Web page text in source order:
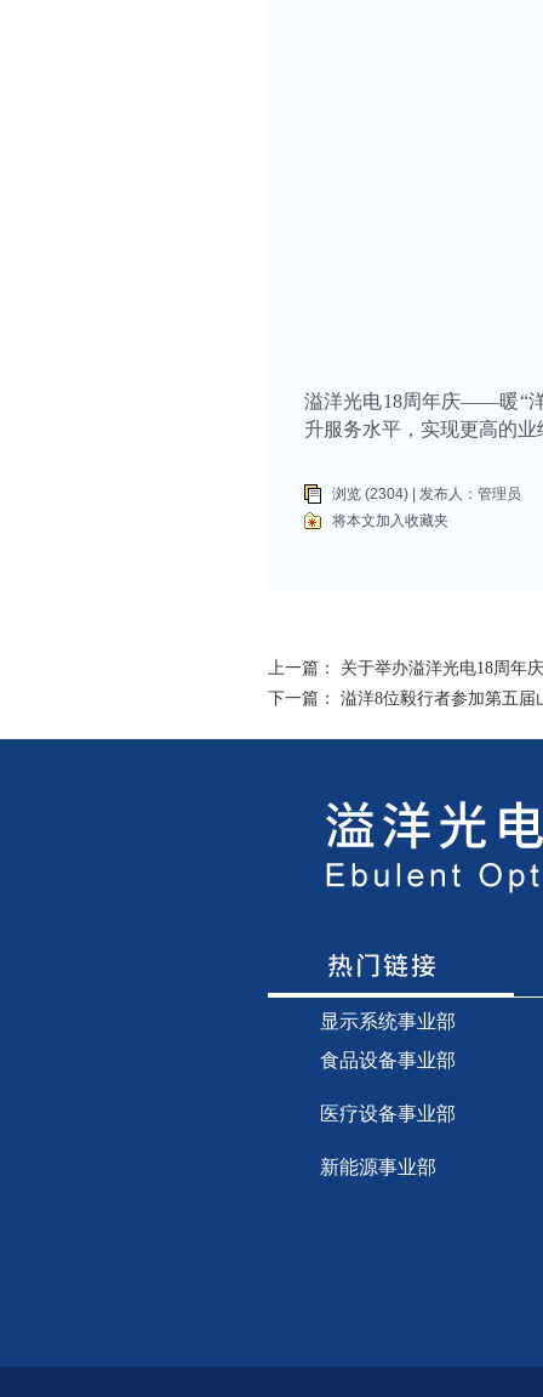
溢洋光电18周年庆——暖“
升服务水平，实现更高的
浏览 (2304) | 发布人： 管理员
将本文加入收藏夹
上一篇： 关于举办溢洋光电18周年
下一篇： 溢洋8位毅行者参加第五届
显示系统事业部
食品设备事业部
医疗设备事业部
新能源事业部